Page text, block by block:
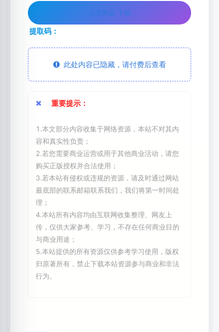
百度网盘 下载
提取码：
此处内容已隐藏，请付费后查看
重要提示：
1.本文部分内容收集于网络资源，本站不对其内
容和真实性负责；
2.若您需要商业运营或用于其他商业活动，请您
购买正版授权并合法使用；
3.若本站有侵权或违规的资源，请及时通过网站
最底部的联系邮箱联系我们，我们将第一时间处
理；
4.本站所有内容均由互联网收集整理、网友上
传，仅供大家参考、学习，不存在任何商业目的
与商业用途；
5.本站提供的所有资源仅供参考学习使用，版权
归原著所有，禁止下载本站资源参与商业和非法
行为。